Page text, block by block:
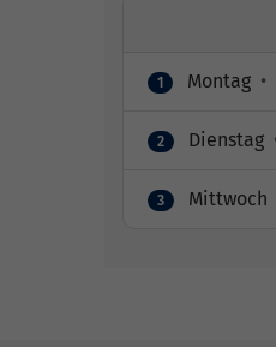
1 Montag •
2 Dienstag
3 Mittwoch